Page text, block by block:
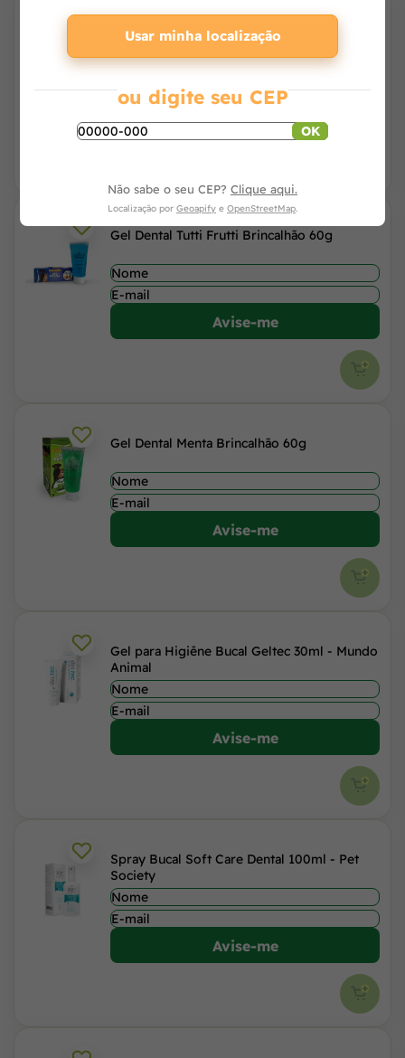
Gel Dental Morango Brincalhão 60g
Gel Dental Tutti Frutti Brincalhão 60g
Avise-me
Gel Dental Menta Brincalhão 60g
Avise-me
Gel para Higiêne Bucal Geltec 30ml - Mundo
Animal
Avise-me
Spray Bucal Soft Care Dental 100ml - Pet
Society
Avise-me
Usar minha localização
ou digite seu CEP
OK
Não sabe o seu CEP? Clique aqui.
Localização por Geoapify e OpenStreetMap